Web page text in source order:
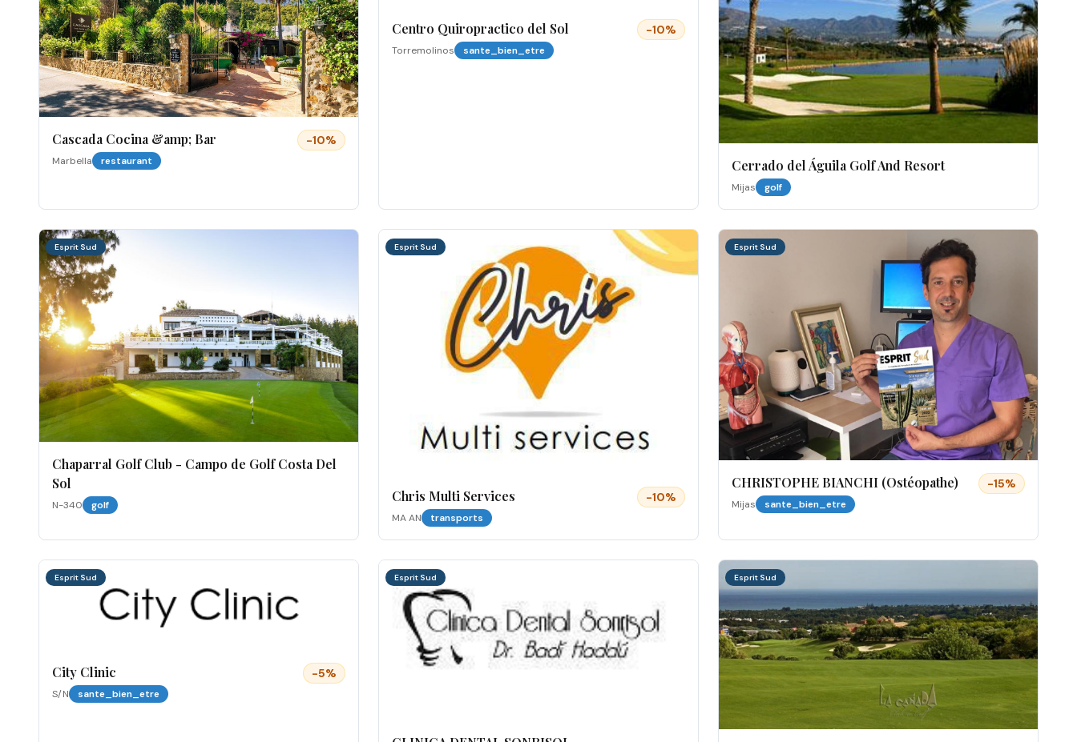
Cascada Cocina &amp; Bar
Marbella restaurant
-10%
Centro Quiropractico del Sol
Torremolinos sante_bien_etre
-10%
Cerrado del Águila Golf And Resort
Mijas golf
Esprit Sud
Chaparral Golf Club - Campo de Golf Costa Del
Sol
N-340 golf
Esprit Sud
Chris Multi Services
MA AN transports
-10%
Esprit Sud
CHRISTOPHE BIANCHI (Ostéopathe)
Mijas sante_bien_etre
-15%
Esprit Sud
City Clinic
S/N sante_bien_etre
-5%
Esprit Sud Esprit Sud